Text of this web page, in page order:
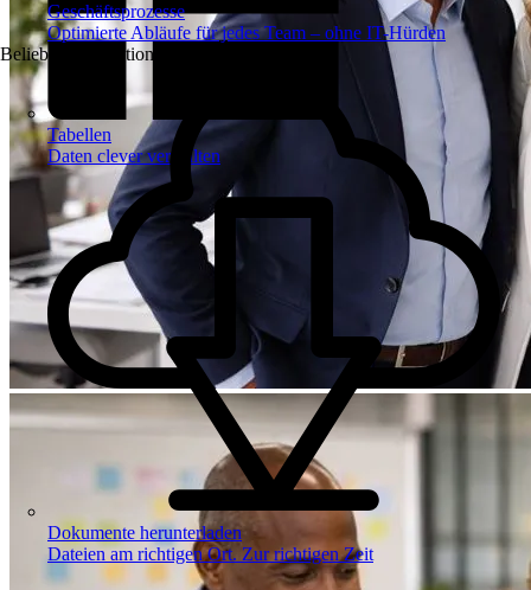
Tabellen
Daten clever verwalten
Geschäftsprozesse
Optimierte Abläufe für jedes Team – ohne IT-Hürden
Beliebte Automationen
Dokumente herunterladen
Dateien am richtigen Ort. Zur richtigen Zeit